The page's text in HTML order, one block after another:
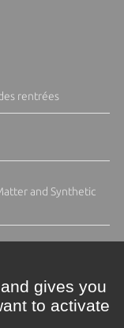
rentrées
and Synthetic
gives you
to activate